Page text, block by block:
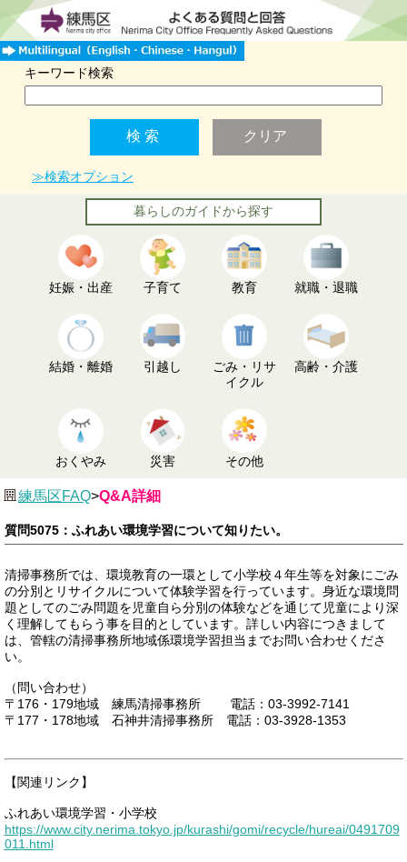
キーワード検索
≫検索オプション
暮らしのガイドから探す
妊娠・出産 子育て 教育 就職・退職
結婚・離婚 引越し
ごみ・リサ
イクル
高齢・介護
おくやみ 災害 その他
練馬区FAQ>Q&A詳細
質問5075：ふれあい環境学習について知りたい。
清掃事務所では、環境教育の一環として小学校４年生等を対象にごみ
の分別とリサイクルについて体験学習を行っています。身近な環境問
題としてのごみ問題を児童自ら分別の体験などを通じて児童により深
く理解してもらう事を目的としています。詳しい内容につきまして
は、管轄の清掃事務所地域係環境学習担当までお問い合わせくださ
い。
（問い合わせ）
〒176・179地域 練馬清掃事務所 電話：03-3992-7141
〒177・178地域 石神井清掃事務所 電話：03-3928-1353
【関連リンク】
ふれあい環境学習・小学校
https://www.city.nerima.tokyo.jp/kurashi/gomi/recycle/hureai/0491709
011.html